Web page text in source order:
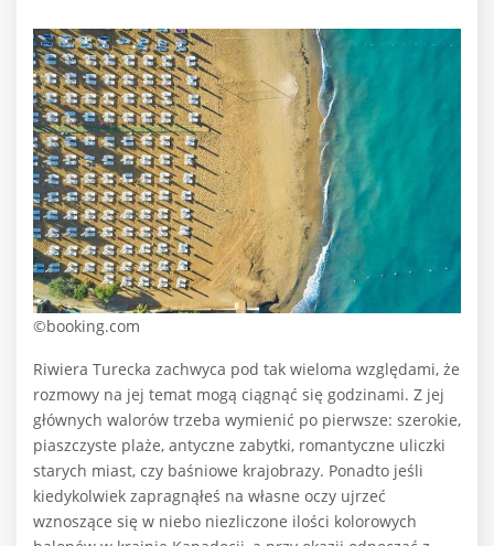
©booking.com
Riwiera Turecka zachwyca pod tak wieloma względami, że
rozmowy na jej temat mogą ciągnąć się godzinami. Z jej
głównych walorów trzeba wymienić po pierwsze: szerokie,
piaszczyste plaże, antyczne zabytki, romantyczne uliczki
starych miast, czy baśniowe krajobrazy. Ponadto jeśli
kiedykolwiek zapragnąłeś na własne oczy ujrzeć
wznoszące się w niebo niezliczone ilości kolorowych